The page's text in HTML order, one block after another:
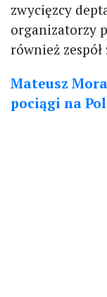
zwycięzcy
organizatorzy
również zespół
Mateusz
pociągi na